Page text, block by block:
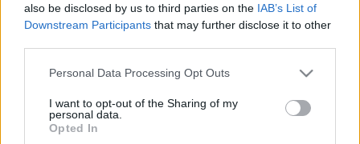
also be disclosed by us to third parties on the IAB’s List of
Downstream Participants that may further disclose it to other
Please note that this website/app uses one or more Google
not limited to your visit or usage behaviour. You may click to
grant or deny consent to Google and its third-party tags to
use your data for below specified purposes in below Google
Personal Data Processing Opt Outs
I want to opt-out of the Sharing of my
personal data.
Opted In
lehetetlen magyarul visszaadni"